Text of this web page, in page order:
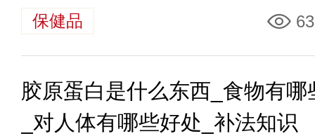
保健品
胶原蛋白是什么东西_食物有哪
_对人体有哪些好处_补法知识